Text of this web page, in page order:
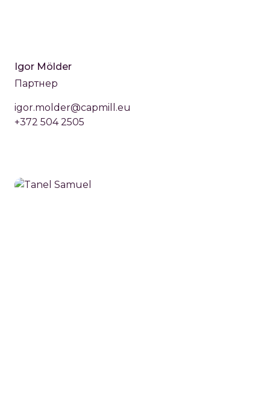
Igor Mölder
Партнер
igor.molder@capmill.eu
+372 504 2505